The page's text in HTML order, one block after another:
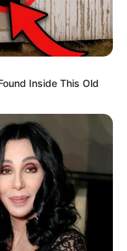
Inside This Old